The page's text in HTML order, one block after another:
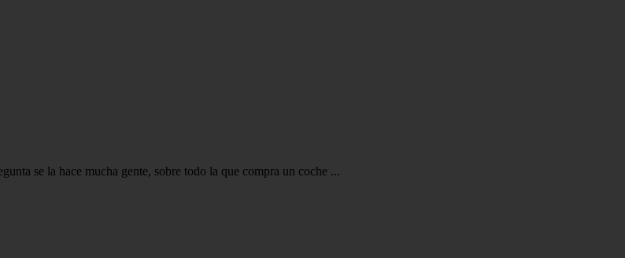
se la hace mucha gente, sobre todo la que compra un coche ...